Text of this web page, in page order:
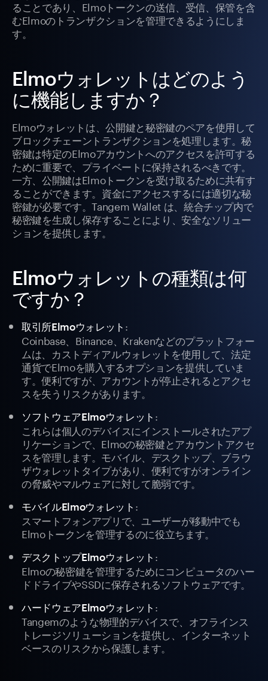
ることであり、Elmoトークンの送信、受信、保管を含
むElmoのトランザクションを管理できるようにしま
す。
Elmoウォレットはどのよう
に機能しますか？
Elmoウォレットは、公開鍵と秘密鍵のペアを使用して
ブロックチェーントランザクションを処理します。秘
密鍵は特定のElmoアカウントへのアクセスを許可する
ために重要で、プライベートに保持されるべきです。
一方、公開鍵はElmoトークンを受け取るために共有す
ることができます。資金にアクセスするには適切な秘
密鍵が必要です。Tangem Wallet は、統合チップ内で
秘密鍵を生成し保存することにより、安全なソリュー
ションを提供します。
Elmoウォレットの種類は何
ですか？
取引所Elmoウォレット :
Coinbase、Binance、Krakenなどのプラットフォー
ムは、カストディアルウォレットを使用して、法定
通貨でElmoを購入するオプションを提供していま
す。便利ですが、アカウントが停止されるとアクセ
スを失うリスクがあります。
ソフトウェアElmoウォレット :
これらは個人のデバイスにインストールされたアプ
リケーションで、Elmoの秘密鍵とアカウントアクセ
スを管理します。モバイル、デスクトップ、ブラウ
ザウォレットタイプがあり、便利ですがオンライン
の脅威やマルウェアに対して脆弱です。
モバイルElmoウォレット :
スマートフォンアプリで、ユーザーが移動中でも
Elmoトークンを管理するのに役立ちます。
デスクトップElmoウォレット :
Elmoの秘密鍵を管理するためにコンピュータのハー
ドドライブやSSDに保存されるソフトウェアです。
ハードウェアElmoウォレット :
Tangemのような物理的デバイスで、オフラインス
トレージソリューションを提供し、インターネット
ベースのリスクから保護します。